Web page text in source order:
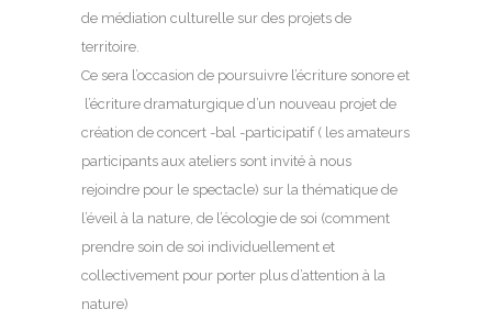
de médiation culturelle sur des projets de
territoire.
Ce sera l’occasion de poursuivre l’écriture sonore et
l’écriture dramaturgique d’un nouveau projet de
création de concert -bal -participatif ( les amateurs
participants aux ateliers sont invité à nous
rejoindre pour le spectacle) sur la thématique de
l’éveil à la nature, de l’écologie de soi (comment
prendre soin de soi individuellement et
collectivement pour porter plus d’attention à la
nature)